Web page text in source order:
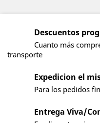
Descuentos
Cuanto más
transporte
Expedicion el
Para los pedidos
Entrega Viva/